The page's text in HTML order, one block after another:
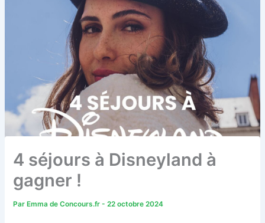
4 séjours à Disneyland à
gagner !
ParEmma de Concours.fr-22 octobre 2024